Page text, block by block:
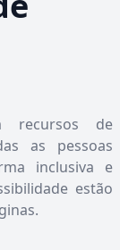
recursos de
as pessoas
inclusiva e
estão